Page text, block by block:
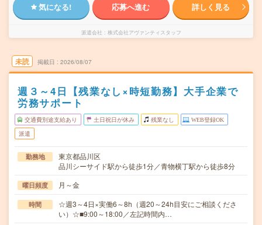
気になる! 応募へ進む 詳しく見る
派遣会社 株式会社アヴァンティスタッフ
未読 掲載日 2026/08/07
週３～4日【残業なし×時短勤務】大手企業で
労務サポート
交通費別途支給あり 土日祝日が休み 残業なし WEB登録OK
派遣
勤務地
東京都品川区
品川シーサイド駅から徒歩1分／青物横丁駅から徒歩8分
曜日頻度 月～金
時間
☆週3～4日×実働6～8h（週20～24h目安にご相談くださ
い）☆■9:00～18:00／左記時間内…